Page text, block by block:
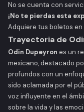
No se cuenta con
¡No te pierdas esta
Adquiere tus boletos en
Trayectoria de
Odin Dupeyron es un
mexicano, destacado
profundos con un
sido aclamada por el
voz influyente en el
sobre la vida y las